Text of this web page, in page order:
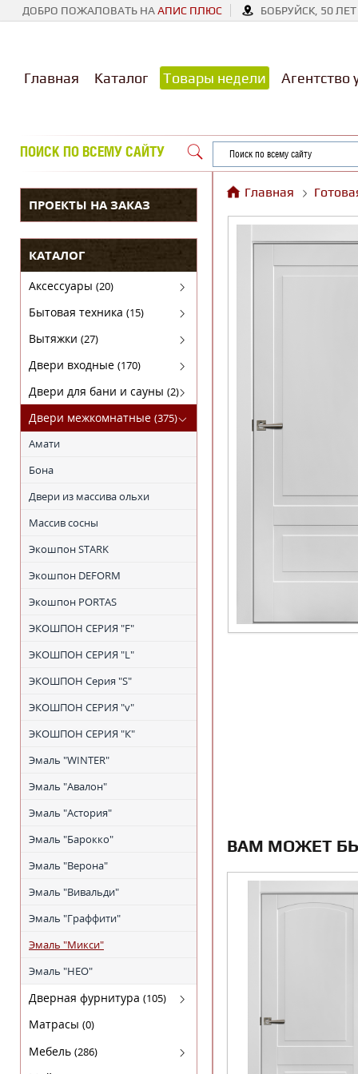
ДОБРО ПОЖАЛОВАТЬ НААПИС ПЛЮС БОБРУЙСК, 50
Главная Каталог Товары недели Агентство
ПОИСК ПО ВСЕМУ САЙТУ
ПРОЕКТЫ НА ЗАКАЗ
КАТАЛОГ
Аксессуары (20)
Аксессуары для бытовой техники
Бытовая техника (15)
Духовые шкафы
Кофемашины
Микроволновки
Поверхности газовые
Поверхности электрические
Холодильники
Вытяжки (27)
FABER
KRONA
SHINDO
TEKA
Двери входные (170)
Luxor(Люксор)
Гарда
МагнаБел
ПРОМЕТ
Сталлер
Двери для бани и сауны (2)
Двери для бани
Двери межкомнатные (375)
Амати
Бона
Двери из массива ольхи
Массив сосны
Экошпон STARK
Экошпон DEFORM
Экошпон PORTAS
ЭКОШПОН СЕРИЯ "F"
ЭКОШПОН СЕРИЯ "L"
ЭКОШПОН Серия "S"
ЭКОШПОН СЕРИЯ "v"
ЭКОШПОН СЕРИЯ "К"
Эмаль "WINTER"
Эмаль "Авалон"
Эмаль "Астория"
Эмаль "Барокко"
Эмаль "Верона"
Эмаль "Вивальди"
Эмаль "Граффити"
Эмаль "Микси"
Эмаль "НЕО"
Дверная фурнитура (105)
Arni (Арни)
Arni Lux
Матрасы (0)
Мебель (286)
Главная
ВАМ МОЖЕТ